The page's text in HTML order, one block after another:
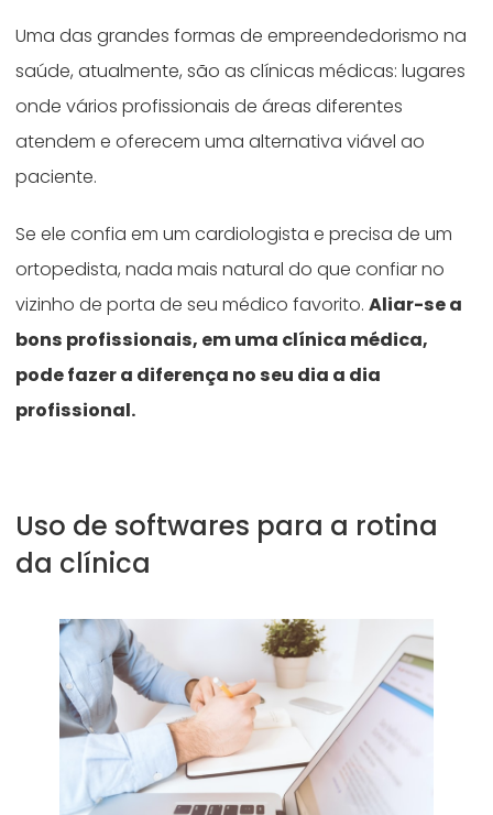
Uma das grandes formas de empreendedorismo na
saúde, atualmente, são as clínicas médicas: lugares
onde vários profissionais de áreas diferentes
atendem e oferecem uma alternativa viável ao
paciente.
Se ele confia em um cardiologista e precisa de um
ortopedista, nada mais natural do que confiar no
vizinho de porta de seu médico favorito.Aliar-se a
bons profissionais, em uma clínica médica,
pode fazer a diferença no seu dia a dia
profissional.
Uso de softwares para a rotina
da clínica